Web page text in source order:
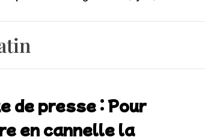
Festival – Samedi 18 juillet (Vaulx-en-Velin)
de presse : Pour
en cannelle la